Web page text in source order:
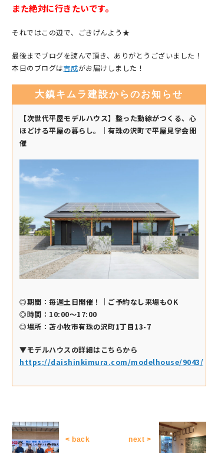
また絶対に行きたいです。
それではこの辺で、ごきげんよう★
最後までブログを読んで頂き、ありがとうございました！
本日のブログは吉成がお届けしました！
大鎮キムラ建設からのお知らせ
【次世代平屋モデルハウス】整った動線がつくる、心
ほどける平屋の暮らし。｜有珠の沢町で平屋見学会開
催
◎期間：毎週土日開催！｜ご予約なし来場もOK
◎時間：10:00～17:00
◎場所：苫小牧市有珠の沢町1丁目13-7
▼モデルハウスの詳細はこちらから
https://daishinkimura.com/modelhouse/9043/
< back next >